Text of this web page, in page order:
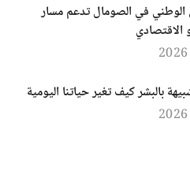
في الصومال تدعم مسار
الاقتصادي
بالبشر كيف تغير حياتنا اليومية